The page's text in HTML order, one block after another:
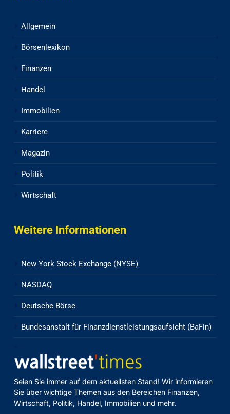
Allgemein
Börsenlexikon
Finanzen
Handel
Immobilien
Karriere
Magazin
Politik
Wirtschaft
Weitere Informationen
New York Stock Exchange (NYSE)
NASDAQ
Deutsche Börse
Bundesanstalt für Finanzdienstleistungsaufsicht (BaFin)
Seien Sie immer auf dem aktuellsten Stand! Wir informieren
Sie über wichtige Themen aus den Bereichen Finanzen,
Wirtschaft, Politik, Handel, Immobilien und mehr.